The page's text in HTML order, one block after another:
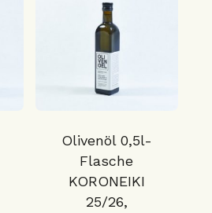
Olivenöl 0,5l-
Flasche
KORONEIKI
25/26,